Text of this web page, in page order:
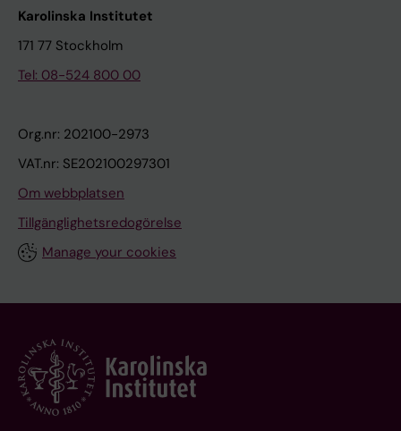
Karolinska Institutet
171 77 Stockholm
Tel: 08-524 800 00
Org.nr: 202100-2973
VAT.nr: SE202100297301
Om webbplatsen
Tillgänglighetsredogörelse
Manage your cookies